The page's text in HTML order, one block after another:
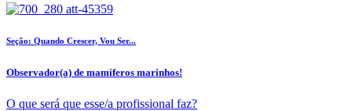
Seção: Quando Crescer, Vou Ser...
Observador(a) de mamíferos marinhos!
O que será que esse/a profissional faz?